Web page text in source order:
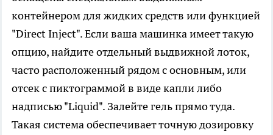
контейнером для жидких средств или функцией
"Direct Inject". Если ваша машинка имеет такую
опцию, найдите отдельный выдвижной лоток,
часто расположенный рядом с основным, или
отсек с пиктограммой в виде капли либо
надписью "Liquid". Залейте гель прямо туда.
Такая система обеспечивает точную дозировку